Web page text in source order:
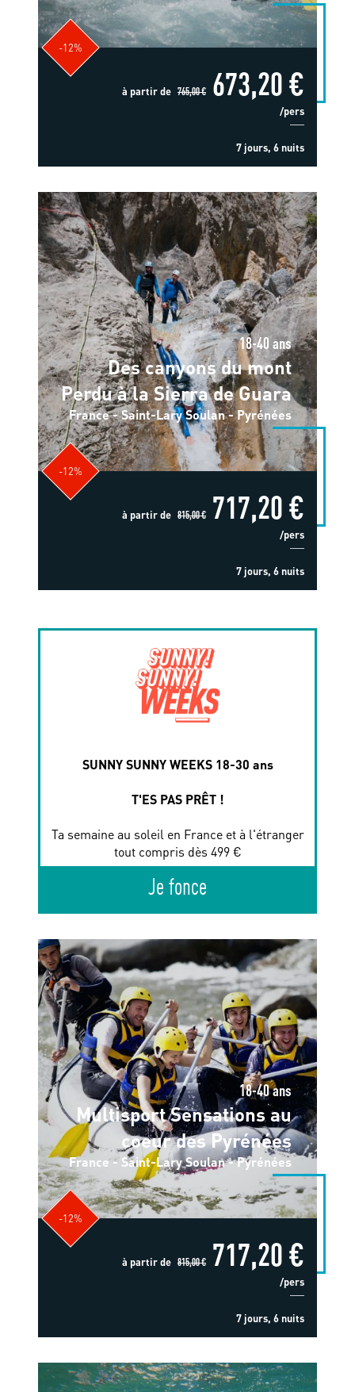
-12%
à partir de 765,00 € 673,20 €
/pers
7 jours, 6 nuits
18-40 ans
Des canyons du mont
Perdu à la Sierra de Guara
France - Saint-Lary Soulan - Pyrénées
-12%
à partir de 815,00 € 717,20 €
/pers
7 jours, 6 nuits
SUNNY SUNNY WEEKS 18-30 ans
T'ES PAS PRÊT !
Ta semaine au soleil en France et à l'étranger
tout compris dès 499 €
Je fonce
18-40 ans
Multisport Sensations au
coeur des Pyrénées
France - Saint-Lary Soulan - Pyrénées
-12%
à partir de 815,00 € 717,20 €
/pers
7 jours, 6 nuits